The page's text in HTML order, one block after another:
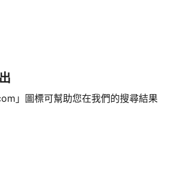
」圖標可幫助您在我們的搜尋結果